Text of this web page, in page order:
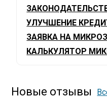
УЛУЧШЕНИЕ
ЗАЯВКА НА
КАЛЬКУЛЯТОР
Новые отзывы